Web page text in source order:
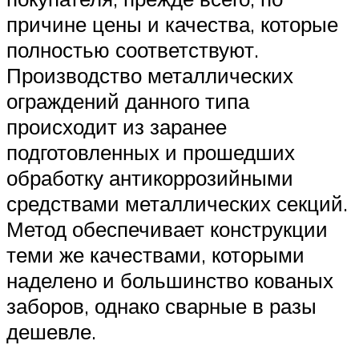
причине цены и качества, которые
полностью соответствуют.
Производство металлических
ограждений данного типа
происходит из заранее
подготовленных и прошедших
обработку антикоррозийными
средствами металлических секций.
Метод обеспечивает конструкции
теми же качествами, которыми
наделено и большинство кованых
заборов, однако сварные в разы
дешевле.